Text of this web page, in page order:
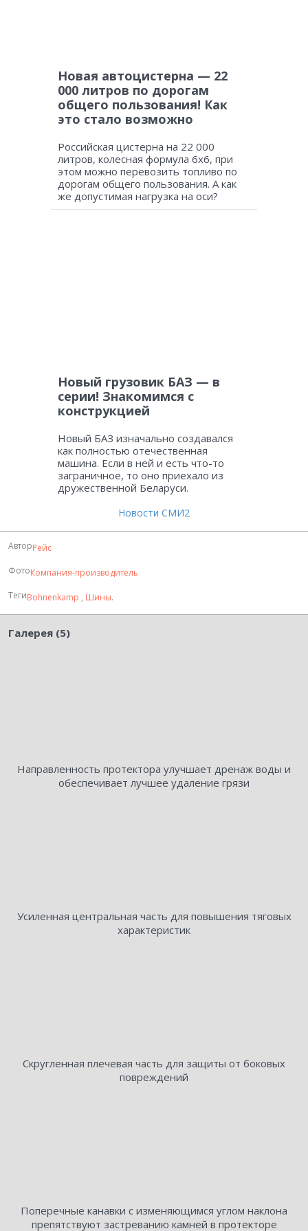
Новая автоцистерна — 22
000 литров по дорогам
общего пользования! Как
это стало возможно
Российская цистерна на 22 000
литров, колесная формула 6х6, при
этом можно перевозить топливо по
дорогам общего пользования. А как
же допустимая нагрузка на оси?
Новый грузовик БАЗ — в
серии! Знакомимся с
конструкцией
Новый БАЗ изначально создавался
как полностью отечественная
машина. Если в ней и есть что-то
заграничное, то оно приехало из
дружественной Беларуси.
Новости СМИ2
АвторРейс
ФотоКомпания-производитель
ТегиBohnenkamp , Шины.
Галерея (5)
Направленность протектора улучшает дренаж воды и
обеспечивает лучшее удаление грязи
Усиленная центральная часть для повышения тяговых
характеристик
Скругленная плечевая часть для защиты от боковых
повреждений
Поперечные канавки с изменяющимся углом наклона
препятствуют застреванию камней в протекторе